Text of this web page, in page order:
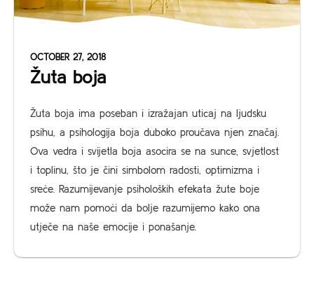
OCTOBER 27, 2018
Žuta boja
Žuta boja ima poseban i izražajan uticaj na ljudsku
psihu, a psihologija boja duboko proučava njen značaj.
Ova vedra i svijetla boja asocira se na sunce, svjetlost
i toplinu, što je čini simbolom radosti, optimizma i
sreće. Razumijevanje psiholoških efekata žute boje
može nam pomoći da bolje razumijemo kako ona
utječe na naše emocije i ponašanje.